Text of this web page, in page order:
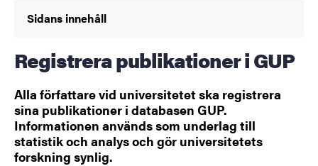
Sidans innehåll
Registrera publikationer i GUP
Alla författare vid universitetet ska registrera
sina publikationer i databasen GUP.
Informationen används som underlag till
statistik och analys och gör universitetets
forskning synlig.